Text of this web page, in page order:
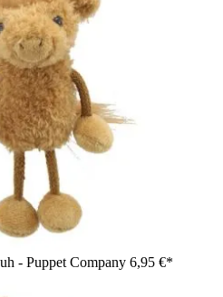
- Puppet Company 6,95 €*